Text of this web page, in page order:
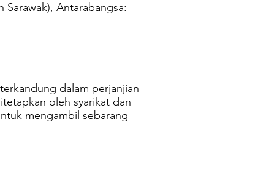
Sarawak), Antarabangsa:
dalam perjanjian
oleh syarikat dan
mengambil sebarang